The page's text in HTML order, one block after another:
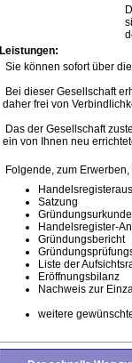
Leistungen:
Sie können sofort über
Bei dieser Gesellschaft
daher frei von
Das der Gesellschaft
ein von Ihnen neu
Folgende, zum
Satzung
Handelsregister-
Gründungsbericht
Liste der
Eröffnungsbilanz
Nachweis zur
weitere